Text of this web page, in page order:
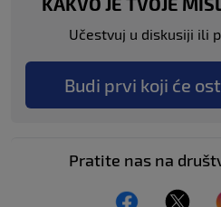
Učestvuj u diskusiji ili
Budi prvi koji će
Pratite nas na